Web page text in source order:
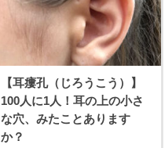
【耳瘻孔（じろうこう）】
100人に1人！耳の上の小さ
な穴、みたことあります
か？